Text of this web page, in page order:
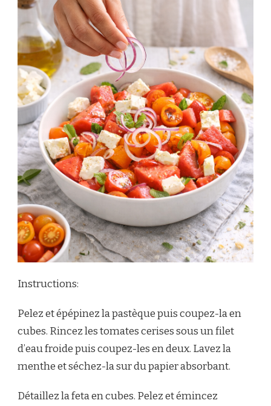
Instructions:
Pelez et épépinez la pastèque puis coupez-la en
cubes. Rincez les tomates cerises sous un filet
d’eau froide puis coupez-les en deux. Lavez la
menthe et séchez-la sur du papier absorbant.
Détaillez la feta en cubes. Pelez et émincez